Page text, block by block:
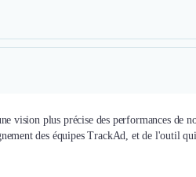
vision plus précise des performances de
des équipes TrackAd, et de l'outil